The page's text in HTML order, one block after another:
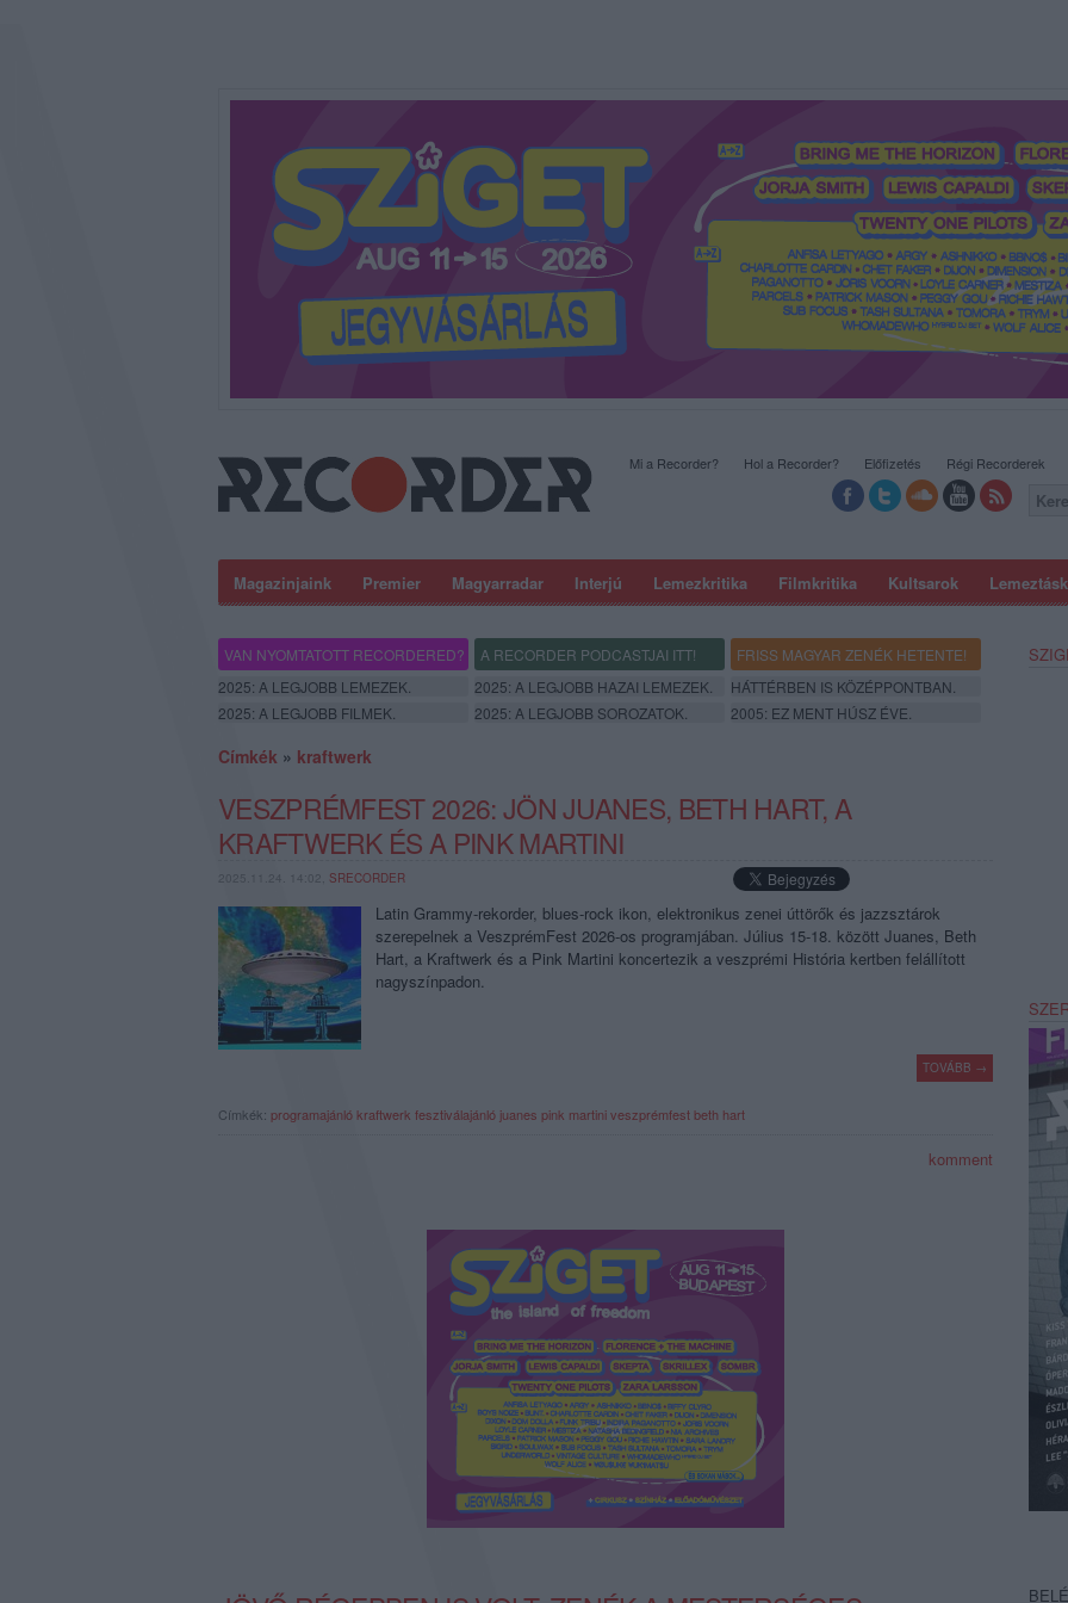
Magazinjaink Premier Magyarradar Interjú Lemezkritika Filmkritika Kultsarok
Mi a Recorder? Hol a Recorder? Előfizetés Régi Recorderek
VAN NYOMTATOTT RECORDERED? A RECORDER PODCASTJAI ITT!
FRISS MAGYAR ZENÉK HETENTE!
2025: A LEGJOBB LEMEZEK.
2025: A LEGJOBB HAZAI LEMEZEK.
HÁTTÉRBEN IS KÖZÉPPONTBAN.
2025: A LEGJOBB FILMEK.
2025: A LEGJOBB SOROZATOK. 2005: EZ MENT HÚSZ ÉVE.
Címkék » kraftwerk
VESZPRÉMFEST 2026: JÖN JUANES, BETH HART, A
KRAFTWERK ÉS A PINK MARTINI
2025.11.24. 14:02, SRECORDER
Latin Grammy-rekorder, blues-rock ikon, elektronikus zenei úttörők és jazzsztárok
szerepelnek a VeszprémFest 2026-os programjában. Július 15-18. között Juanes, Beth
Hart, a Kraftwerk és a Pink Martini koncertezik a veszprémi História kertben felállított
nagyszínpadon.
TOVÁBB →
Címkék: programajánló kraftwerk fesztiválajánló juanes pink martiniveszprémfest beth hart
komment